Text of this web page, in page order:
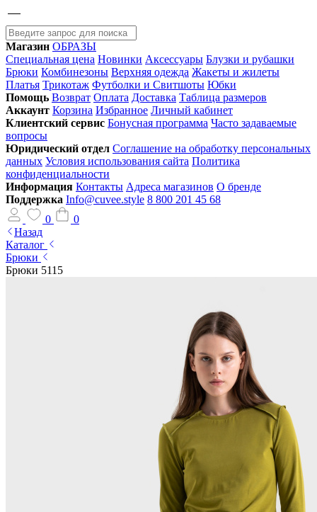
Магазин ОБРАЗЫ
Специальная цена Новинки Аксессуары Блузки и рубашки
Брюки Комбинезоны Верхняя одежда Жакеты и жилеты
Платья Трикотаж Футболки и Свитшоты Юбки
Помощь Возврат Оплата Доставка Таблица размеров
Аккаунт Корзина Избранное Личный кабинет
Клиентский сервис Бонусная программа Часто задаваемые
вопросы
Юридический отдел Соглашение на обработку персональных
данных Условия использования сайта Политика
конфиденциальности
Информация Контакты Адреса магазинов О бренде
Поддержка Info@cuvee.style 8 800 201 45 68
0
0
Назад
Каталог
Брюки
Брюки 5115